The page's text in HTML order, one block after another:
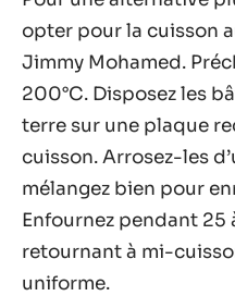
opter pour la cuisson
Jimmy Mohamed.
200°C. Disposez les
terre sur une plaque
cuisson. Arrosez-les
mélangez bien pour
Enfournez pendant 25
retournant à mi-
uniforme.